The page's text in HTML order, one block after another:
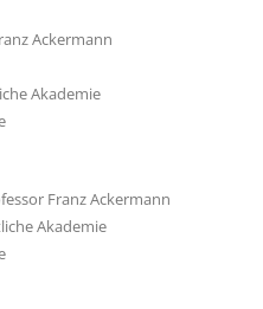
Ackermann
Akademie
Franz Ackermann
Akademie